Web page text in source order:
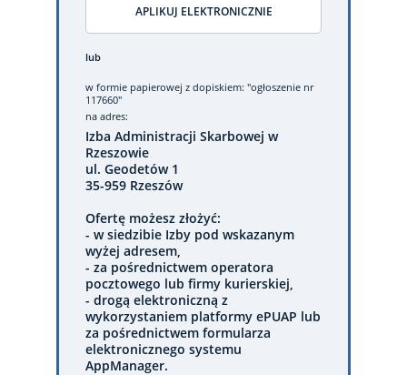
APLIKUJ ELEKTRONICZNIE
lub
w formie papierowej z dopiskiem: "ogłoszenie nr
117660"
na adres:
Izba Administracji Skarbowej w
Rzeszowie
ul. Geodetów 1
35-959 Rzeszów
Ofertę możesz złożyć:
- w siedzibie Izby pod wskazanym
wyżej adresem,
- za pośrednictwem operatora
pocztowego lub firmy kurierskiej,
- drogą elektroniczną z
wykorzystaniem platformy ePUAP lub
za pośrednictwem formularza
elektronicznego systemu
AppManager.